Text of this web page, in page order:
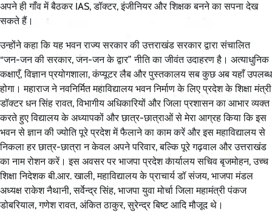
अपने ही गाँव में बैठकर IAS, डॉक्टर, इंजीनियर और शिक्षक बनने का सपना देख
सकते हैं।
उन्होंने कहा कि यह भवन राज्य सरकार की उत्तराखंड सरकार द्वारा संचालित
“जन-जन की सरकार, जन-जन के द्वार” नीति का जीवंत उदाहरण है। अत्याधुनिक
कक्षाएँ, विज्ञान प्रयोगशाला, कंप्यूटर लैब और पुस्तकालय सब कुछ अब यहाँ उपलब्ध
होगा। महाराज ने नवनिर्मित महाविद्यालय भवन निर्माण के लिए प्रदेश के शिक्षा मंत्री
डॉक्टर धन सिंह रावत, विभागीय अधिकारियों और जिला प्रशासन का आभार व्यक्त
करते हुए विद्यालय के अध्यापकों और छात्र-छात्राओं से मेरा आग्रह किया कि इस
भवन से ज्ञान की ज्योति पूरे प्रदेश में फैलाने का काम करें और इस महाविद्यालय से
निकला हर छात्र-छात्रा न केवल अपने परिवार, बल्कि पूरे गढ़वाल और उत्तराखंड
का नाम रोशन करें। इस अवसर पर भाजपा प्रदेश कार्यालय सचिव बृजमोहन, उच्च
शिक्षा निदेशक बी.आर. खाली, महाविद्यालय के प्राचार्य डॉ संजय, भाजपा मंडल
अध्यक्ष राकेश नैथानी, सर्वेन्द्र सिंह, भाजपा युवा मोर्चा जिला महामंत्री पंकज
डोबरियाल, गणेश रावत, अंकित ठाकुर, सुरेन्द्र बिष्ट आदि मौजूद थे।